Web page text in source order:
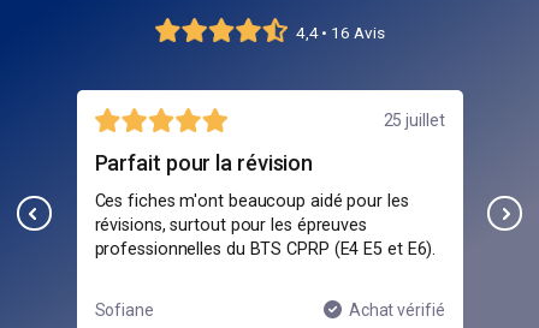
4,4 • 16 Avis
à
25 juillet
Parfait pour la révision
Ces fiches m'ont beaucoup aidé pour les
révisions, surtout pour les épreuves
professionnelles du BTS CPRP (E4 E5 et E6).
Sofiane Achat vérifié